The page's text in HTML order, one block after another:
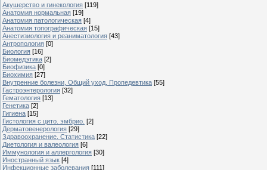
Акушерство и гинекология [119]
Анатомия нормальная [19]
Анатомия патологическая [4]
Анатомия топографическая [15]
Анестизиология и реаниматология [43]
Антропология [0]
Биология [16]
Биомедэтика [2]
Биофизика [0]
Биохимия [27]
Внутренние болезни, Общий уход, Пропедевтика [55]
Гастроэнтерология [32]
Гематология [13]
Генетика [2]
Гигиена [15]
Гистология с цито. эмбрио. [2]
Дерматовенерология [29]
Здравоохранение. Статистика [22]
Диетология и валеология [6]
Иммунология и аллергология [30]
Иностранный язык [4]
Инфекционные заболевания [111]